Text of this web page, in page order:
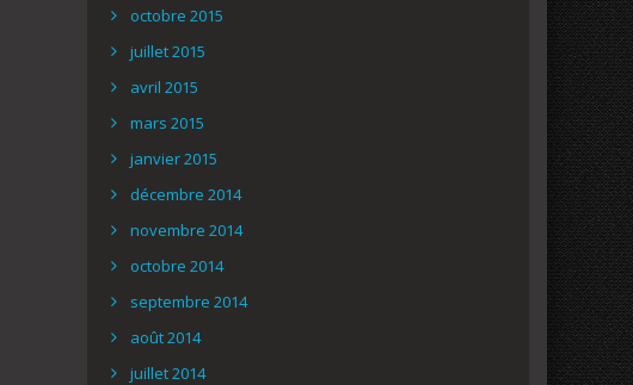
octobre 2015
juillet 2015
avril 2015
mars 2015
janvier 2015
décembre 2014
novembre 2014
octobre 2014
septembre 2014
août 2014
juillet 2014